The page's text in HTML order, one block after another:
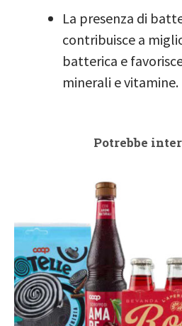
La presenza di
contribuisce a
batterica e
minerali e vitamine.
Potrebbe